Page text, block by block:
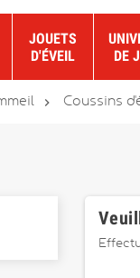
JOUETS
D'ÉVEIL
DE
 Coussins